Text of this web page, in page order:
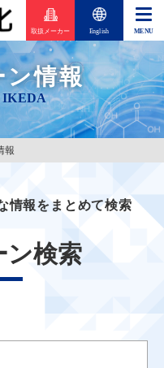
取扱メーカー English
ン情報
報
情報をまとめて検索
ン検索